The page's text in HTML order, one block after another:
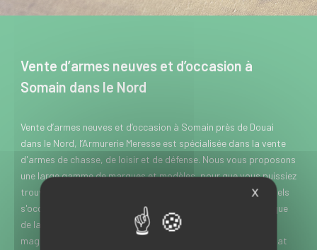
Vente d’armes neuves et d’occasion à
Vente d’armes neuves et d’occasion à Somain près de Douai
dans le Nord, l’Armurerie Meresse est spécialisée dans la vente
d'armes de chasse, de loisir et de défense. Nous vous proposons
une large gamme de marques et modèles, pour que vous puissiez
trouver rapidement chaussure à votre pied. Nos professionnels
s'occupent également de la réparation, de l'entretien, ainsi que
X